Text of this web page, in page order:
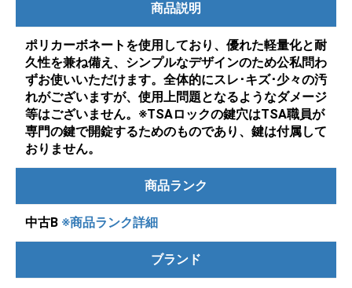
商品説明
ポリカーボネートを使用しており、優れた軽量化と耐
久性を兼ね備え、シンプルなデザインのため公私問わ
ずお使いいただけます。全体的にスレ･キズ･少々の汚
れがございますが、使用上問題となるようなダメージ
等はございません。※TSAロックの鍵穴はTSA職員が
専門の鍵で開錠するためのものであり、鍵は付属して
おりません。
商品ランク
中古B ※商品ランク詳細
ブランド